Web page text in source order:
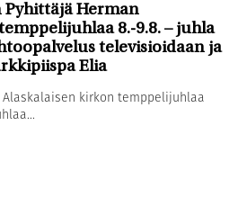
Pyhittäjä Herman
8.-9.8. – juhla
televisioidaan ja
Elia
kirkon temppelijuhlaa